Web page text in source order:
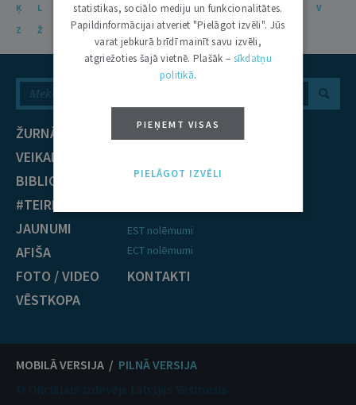
Ķ
L M N Ņ O P R S Š T U
V
Z
Ž
ŽURNĀLS
VEIKALS
BIBLIOTĒKA
#TEIRDARBS
JAUNUMI
AFIŠA
FOTO / VIDEO
VĒSTKOPA
NOZARES
Krimināltiesības
EST nolēmumi
ECT nolēmumi
KONTAKTI
MOBILĀ VERSIJA / PILNĀ VERSIJA
© Oficiālais izdevējs Latvijas Vēstnesis
statistikas, sociālo mediju un funkcionalitātes.
Papildinformācijai atveriet "Pielāgot izvēli". Jūs
varat jebkurā brīdī mainīt savu izvēli,
atgriežoties šajā vietnē. Plašāk – sīkdatņu
politikā.
PIEŅEMT VISAS
PIELĀGOT IZVĒLI